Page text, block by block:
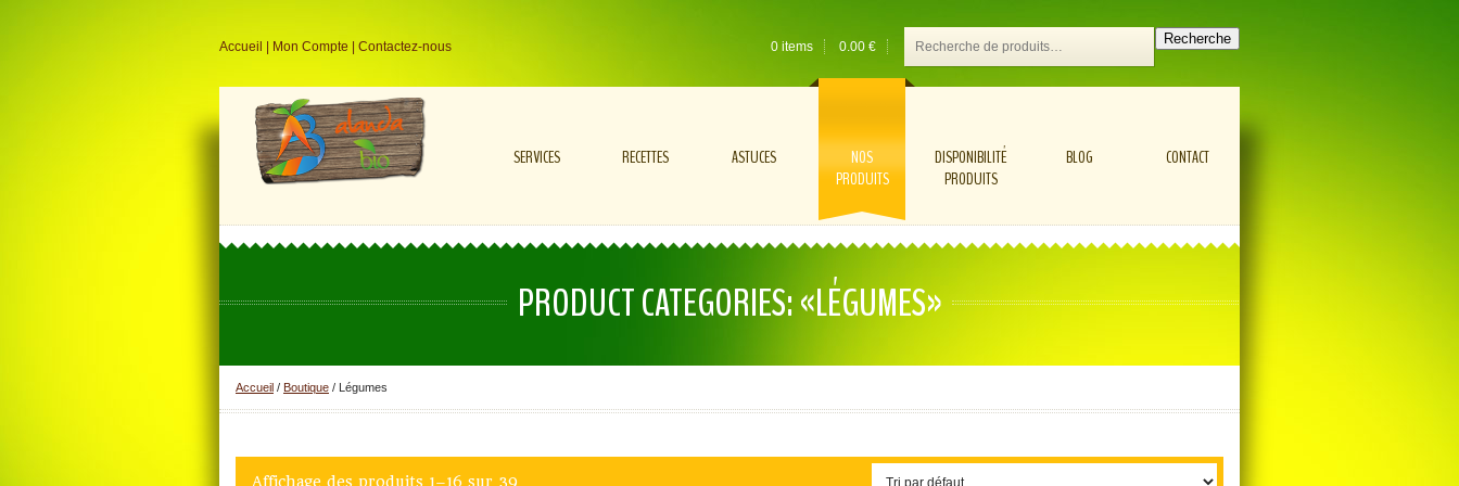
0 items 0.00 € Recherche
Accueil Mon Compte Contactez-nous
SERVICES RECETTES ASTUCES
NOS
PRODUITS
DISPONIBILITÉ
PRODUITS
BLOG CONTACT
PRODUCT CATEGORIES: «LÉGUMES»
Accueil / Boutique / Légumes
Affichage des produits 1–16 sur 39